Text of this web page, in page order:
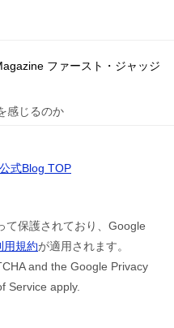
ファースト・ジャッジ
感じるのか
式Blog TOP
て保護されており、Google
用規約が適用されます。
and the Google Privacy
Service apply.